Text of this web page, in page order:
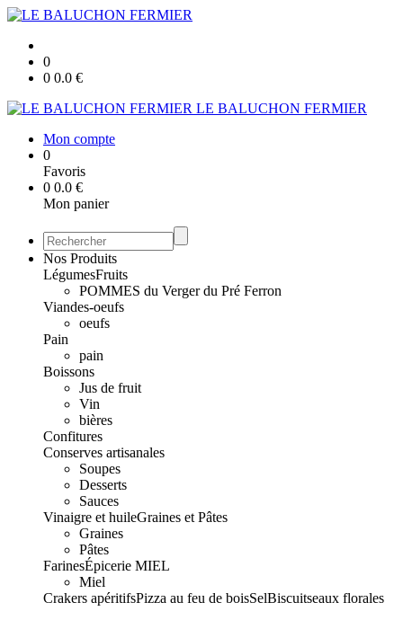
0
0 0.0 €
LE BALUCHON FERMIER
Mon compte
0
Favoris
0 0.0 €
Mon panier
Nos Produits
LégumesFruits
POMMES du Verger du Pré Ferron
Viandes-oeufs
oeufs
Pain
pain
Boissons
Jus de fruit
Vin
bières
Confitures
Conserves artisanales
Soupes
Desserts
Sauces
Vinaigre et huileGraines et Pâtes
Graines
Pâtes
FarinesÉpicerie MIEL
Miel
Crakers apéritifsPizza au feu de boisSelBiscuitseaux florales